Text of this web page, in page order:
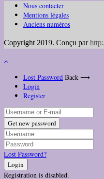
Nous contacter
Mentions légales
Anciens numéros
Copyright 2019. Conçu par
Lost Password Back ⟶
Login
Register
Get new password
Lost Password?
Login
Registration is disabled.